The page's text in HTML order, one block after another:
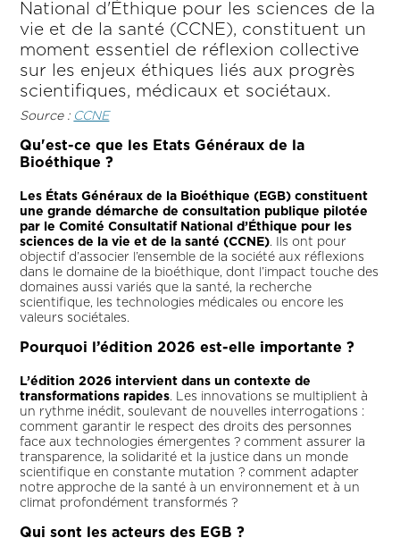
National d'Éthique pour les sciences de la
vie et de la santé (CCNE), constituent un
moment essentiel de réflexion collective
sur les enjeux éthiques liés aux progrès
scientifiques, médicaux et sociétaux.
Source : CCNE
Qu'est-ce que les Etats Généraux de la
Bioéthique ?
Les États Généraux de la Bioéthique (EGB) constituent
une grande démarche de consultation publique pilotée
par le Comité Consultatif National d’Éthique pour les
sciences de la vie et de la santé (CCNE). Ils ont pour
objectif d’associer l’ensemble de la société aux réflexions
dans le domaine de la bioéthique, dont l’impact touche des
domaines aussi variés que la santé, la recherche
scientifique, les technologies médicales ou encore les
valeurs sociétales.
Pourquoi l’édition 2026 est-elle importante ?
L’édition 2026 intervient dans un contexte de
transformations rapides. Les innovations se multiplient à
un rythme inédit, soulevant de nouvelles interrogations :
comment garantir le respect des droits des personnes
face aux technologies émergentes ? comment assurer la
transparence, la solidarité et la justice dans un monde
scientifique en constante mutation ? comment adapter
notre approche de la santé à un environnement et à un
climat profondément transformés ?
Qui sont les acteurs des EGB ?